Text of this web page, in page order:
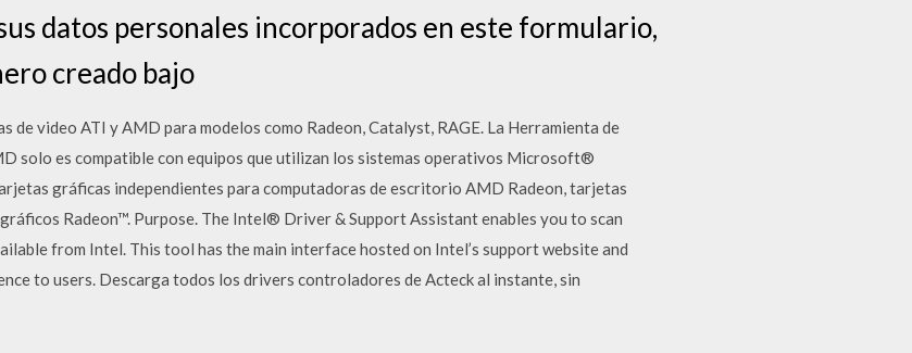
datos personales incorporados en este formulario,
creado bajo
video ATI y AMD para modelos como Radeon, Catalyst, RAGE. La Herramienta de
solo es compatible con equipos que utilizan los sistemas operativos Microsoft®
gráficas independientes para computadoras de escritorio AMD Radeon, tarjetas
Radeon™. Purpose. The Intel® Driver & Support Assistant enables you to scan
from Intel. This tool has the main interface hosted on Intel’s support website and
to users. Descarga todos los drivers controladores de Acteck al instante, sin